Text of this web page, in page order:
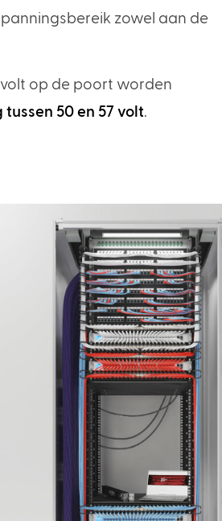
zowel aan de
volt op de poort worden
50 en 57 volt.